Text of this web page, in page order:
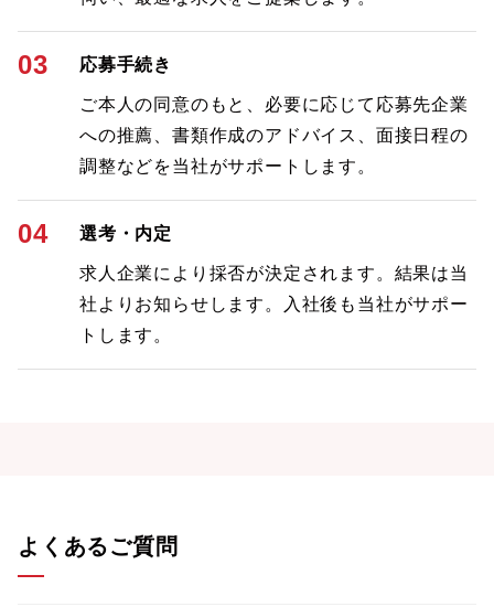
03 応募手続き
ご本人の同意のもと、必要に応じて応募先企業
への推薦、書類作成のアドバイス、面接日程の
調整などを当社がサポートします。
04 選考・内定
求人企業により採否が決定されます。結果は当
社よりお知らせします。入社後も当社がサポー
トします。
よくあるご質問